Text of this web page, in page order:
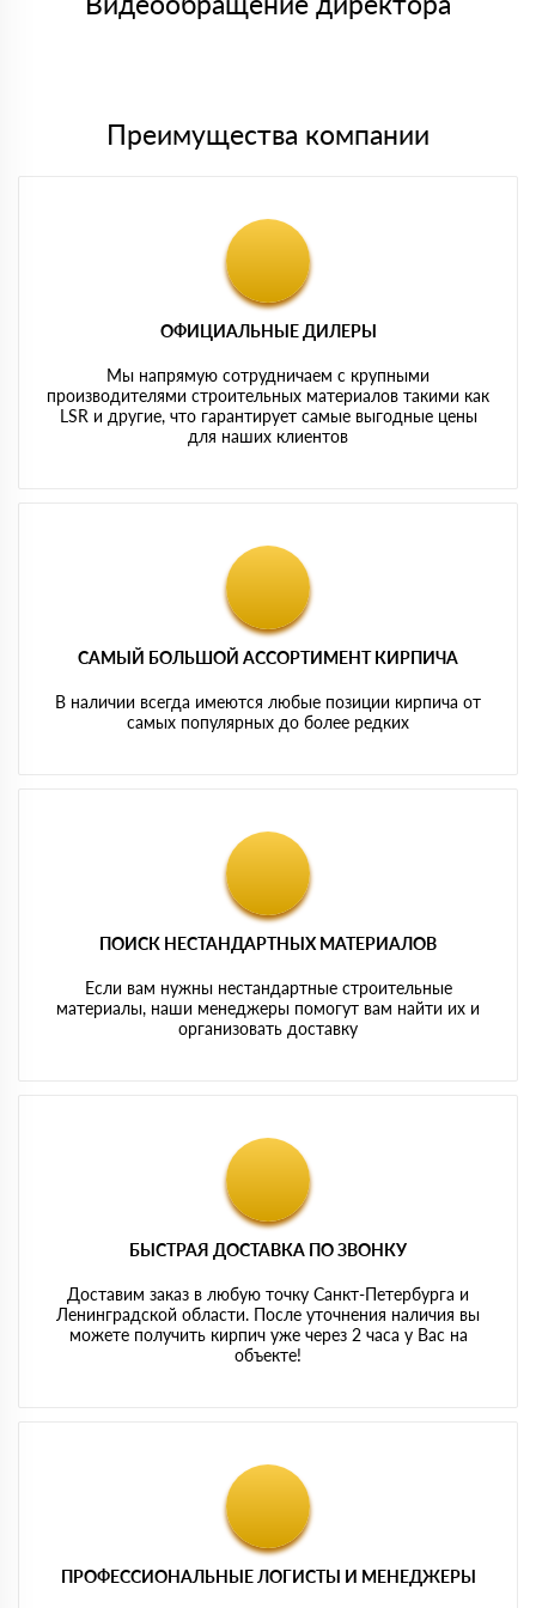
Преимущества компании
ОФИЦИАЛЬНЫЕ ДИЛЕРЫ
Мы напрямую сотрудничаем с крупными
производителями строительных материалов такими как
LSR и другие, что гарантирует самые выгодные цены
для наших клиентов
САМЫЙ БОЛЬШОЙ АССОРТИМЕНТ КИРПИЧА
В наличии всегда имеются любые позиции кирпича от
самых популярных до более редких
ПОИСК НЕСТАНДАРТНЫХ МАТЕРИАЛОВ
Если вам нужны нестандартные строительные
материалы, наши менеджеры помогут вам найти их и
организовать доставку
БЫСТРАЯ ДОСТАВКА ПО ЗВОНКУ
Доставим заказ в любую точку Санкт-Петербурга и
Ленинградской области. После уточнения наличия вы
можете получить кирпич уже через 2 часа у Вас на
объекте!
ПРОФЕССИОНАЛЬНЫЕ ЛОГИСТЫ И МЕНЕДЖЕРЫ